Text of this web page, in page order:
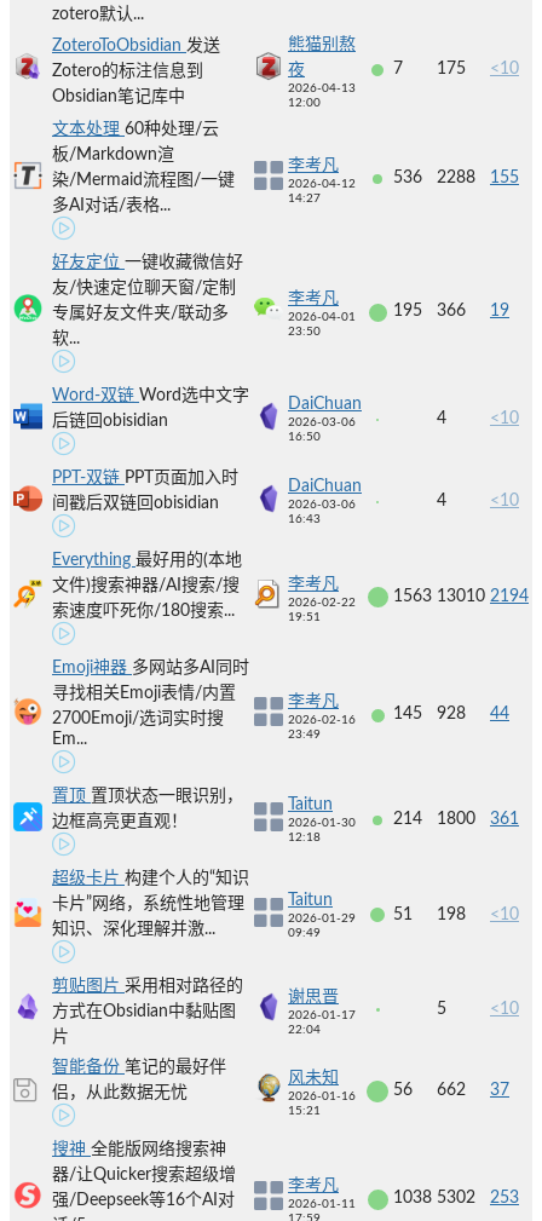
zotero默认...
ZoteroToObsidian 发送
Zotero的标注信息到
Obsidian笔记库中
熊猫别熬
夜
2026-04-13
12:00
7 175 <10
文本处理 60种处理/云
板/Markdown渲
染/Mermaid流程图/一键
多AI对话/表格...
李考凡
2026-04-12
14:27
536 2288 155
好友定位 一键收藏微信好
友/快速定位聊天窗/定制
专属好友文件夹/联动多
软...
李考凡
2026-04-01
23:50
195 366 19
Word-双链 Word选中文字
后链回obisidian
DaiChuan
2026-03-06
16:50
4 <10
PPT-双链 PPT页面加入时
间戳后双链回obisidian
DaiChuan
2026-03-06
16:43
4 <10
Everything 最好用的(本地
文件)搜索神器/AI搜索/搜
索速度吓死你/180搜索...
李考凡
2026-02-22
19:51
1563 13010 2194
Emoji神器 多网站多AI同时
寻找相关Emoji表情/内置
2700Emoji/选词实时搜
Em...
李考凡
2026-02-16
23:49
145 928 44
置顶 置顶状态一眼识别，
边框高亮更直观！
Taitun
2026-01-30
12:18
214 1800 361
超级卡片 构建个人的“知识
卡片”网络，系统性地管理
知识、深化理解并激...
Taitun
2026-01-29
09:49
51 198 <10
剪贴图片 采用相对路径的
方式在Obsidian中黏贴图
片
谢思晋
2026-01-17
22:04
5 <10
智能备份 笔记的最好伴
侣，从此数据无忧
风未知
2026-01-16
15:21
56 662 37
搜神 全能版网络搜索神
器/让Quicker搜索超级增
强/Deepseek等16个AI对
李考凡
2026-01-11
17:59
1038 5302 253